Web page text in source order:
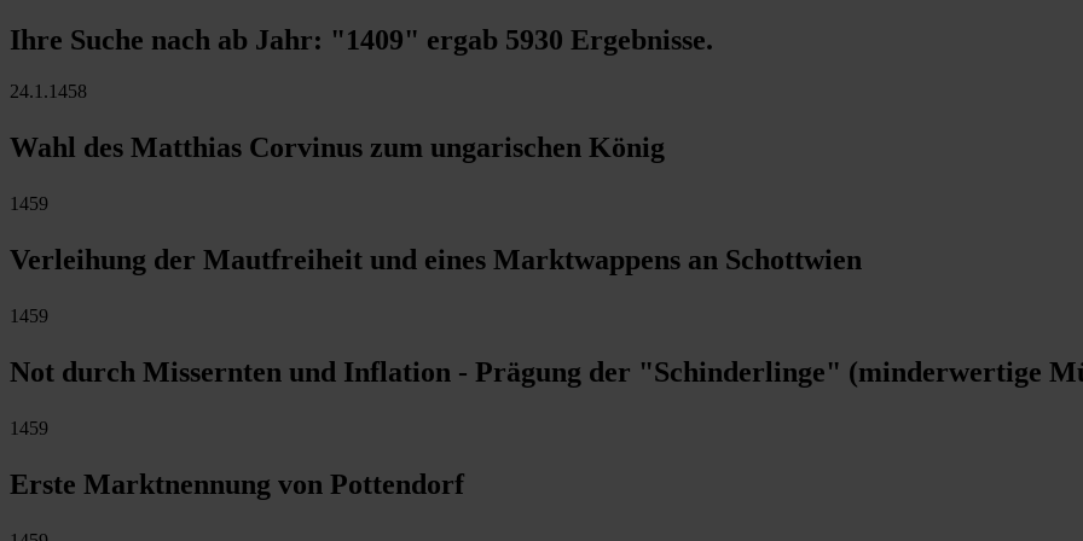
Ihre Suche nach ab Jahr: "1409" ergab 5930 Ergebnisse.
24.1.1458
Wahl des Matthias Corvinus zum ungarischen König
1459
Verleihung der Mautfreiheit und eines Marktwappens an Schottwien
1459
Not durch Missernten und Inflation - Prägung der "Schinderlinge" (minderwertige
1459
Erste Marktnennung von Pottendorf